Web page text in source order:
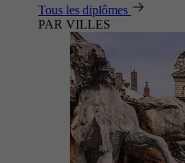
Tous les diplômes
PAR VILLES